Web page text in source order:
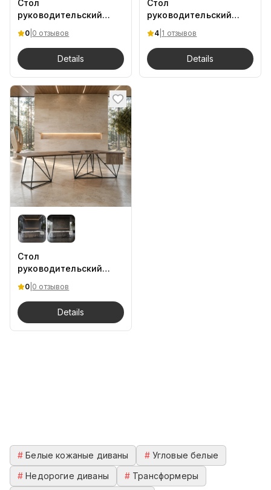
Стол
руководительский
Smart 230/200/75 H DB
0 0 отзывов
Details
Стол
руководительский
Volant 180х190х78 H
ПВХ UK
4 1 отзывов
Details
Стол
руководительский
Seven 275/170/75 MDV
0 0 отзывов
Details
#Белые кожаные диваны # Угловые белые
#Недорогие диваны # Трансформеры